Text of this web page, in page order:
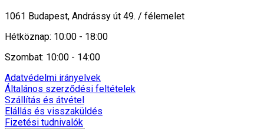
1061 Budapest, Andrássy út 49. / félemelet
Hétköznap: 10:00 - 18:00
Szombat: 10:00 - 14:00
Adatvédelmi irányelvek
Általános szerződési feltételek
Szállítás és átvétel
Elállás és visszaküldés
Fizetési tudnivalók